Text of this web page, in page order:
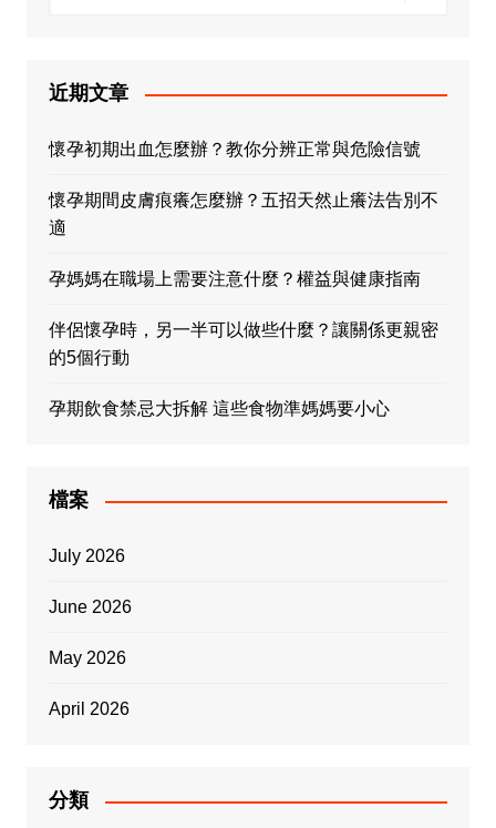
近期文章
懷孕初期出血怎麼辦？教你分辨正常與危險信號
懷孕期間皮膚痕癢怎麼辦？五招天然止癢法告別不
適
孕媽媽在職場上需要注意什麼？權益與健康指南
伴侶懷孕時，另一半可以做些什麼？讓關係更親密
的5個行動
孕期飲食禁忌大拆解 這些食物準媽媽要小心
檔案
July 2026
June 2026
May 2026
April 2026
分類